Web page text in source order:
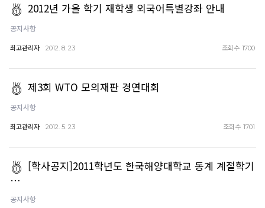
2012년 가을 학기 재학생 외국어특별강좌 안내
공지사항
최고관리자 2012. 8. 23 조회수 1700
제3회 WTO 모의재판 경연대회
공지사항
최고관리자 2012. 5. 23 조회수 1701
[학사공지]2011학년도 한국해양대학교 동계 계절학기
…
공지사항